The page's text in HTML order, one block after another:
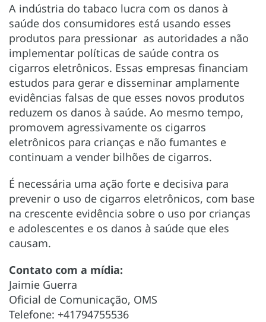
A indústria do tabaco lucra com os danos à
saúde dos consumidores está usando esses
produtos para pressionar as autoridades a não
implementar políticas de saúde contra os
cigarros eletrônicos. Essas empresas financiam
estudos para gerar e disseminar amplamente
evidências falsas de que esses novos produtos
reduzem os danos à saúde. Ao mesmo tempo,
promovem agressivamente os cigarros
eletrônicos para crianças e não fumantes e
continuam a vender bilhões de cigarros.
É necessária uma ação forte e decisiva para
prevenir o uso de cigarros eletrônicos, com base
na crescente evidência sobre o uso por crianças
e adolescentes e os danos à saúde que eles
causam.
Contato com a mídia:
Jaimie Guerra
Oficial de Comunicação, OMS
Telefone: +41794755536